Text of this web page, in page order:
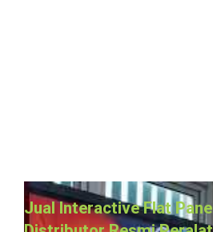
Jual Interactive Flat